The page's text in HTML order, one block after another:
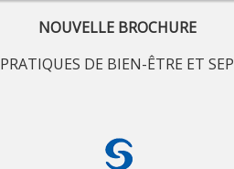
NOUVELLE BROCHURE
PRATIQUES DE BIEN-ÊTRE ET SEP